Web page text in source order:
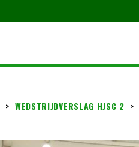
> WEDSTRIJDVERSLAG HJSC 2 >